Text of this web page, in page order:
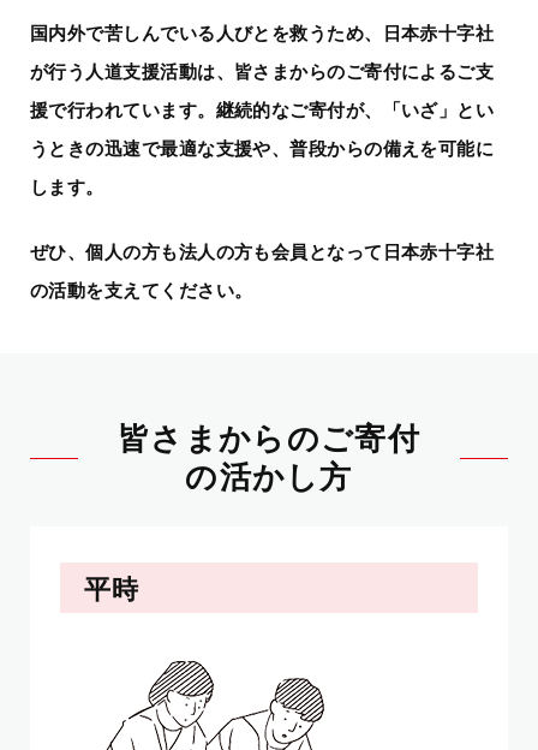
国内外で苦しんでいる人びとを救うため、日本赤十字社
が行う人道支援活動は、 皆さまからのご寄付によるご支
援で行われています。 継続的なご寄付が、「いざ」とい
うときの迅速で最適な支援や、普段からの備えを可能に
します。
ぜひ、個人の方も法人の方も会員となって日本赤十字社
の活動を支えてください。
皆さまからのご寄付
の活かし方
平時